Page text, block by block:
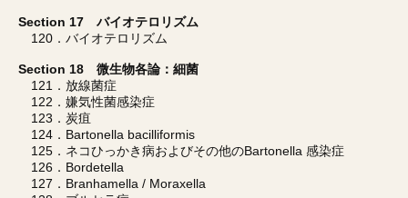
Section 17 バイオテロリズム
120．バイオテロリズム
Section 18 微生物各論：細菌
121．放線菌症
122．嫌気性菌感染症
123．炭疽
124．Bartonella bacilliformis
125．ネコひっかき病およびその他のBartonella 感染症
126．Bordetella
127．Branhamella / Moraxella